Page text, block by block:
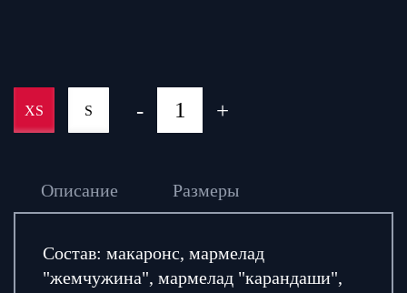
XS S - +
Описание Размеры
Состав: макаронс, мармелад
"жемчужина", мармелад "карандаши",